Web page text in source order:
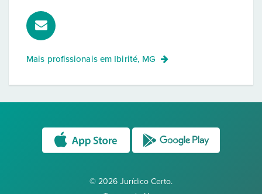
Mais profissionais em Ibirité, MG
© 2026 Jurídico Certo.